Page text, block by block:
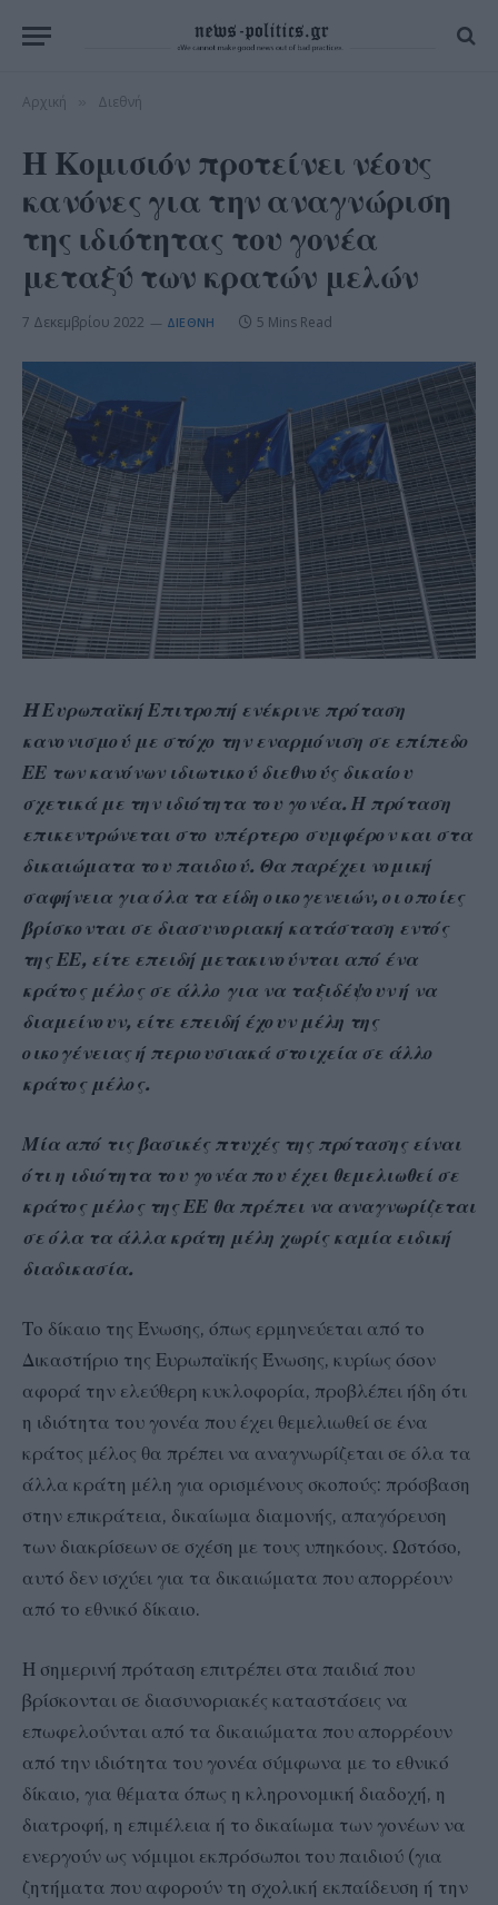
Αρχική Διεθνή
Η Κομισιόν προτείνει νέους
κανόνες για την αναγνώριση
της ιδιότητας του γονέα
μεταξύ των κρατών μελών
7 Δεκεμβρίου 2022 ΔΙΕΘΝΉ 5 Mins Read
H Ευρωπαϊκή Επιτροπή ενέκρινε πρόταση
κανονισμού με στόχο την εναρμόνιση σε επίπεδο
ΕΕ των κανόνων ιδιωτικού διεθνούς δικαίου
σχετικά με την ιδιότητα του γονέα. Η πρόταση
επικεντρώνεται στο υπέρτερο συμφέρον και στα
δικαιώματα του παιδιού. Θα παρέχει νομική
σαφήνεια για όλα τα είδη οικογενειών, οι οποίες
βρίσκονται σε διασυνοριακή κατάσταση εντός
της ΕΕ, είτε επειδή μετακινούνται από ένα
κράτος μέλος σε άλλο για να ταξιδέψουν ή να
διαμείνουν, είτε επειδή έχουν μέλη της
οικογένειας ή περιουσιακά στοιχεία σε άλλο
κράτος μέλος.
Μία από τις βασικές πτυχές της πρότασης είναι
ότι η ιδιότητα του γονέα που έχει θεμελιωθεί σε
κράτος μέλος της ΕΕ θα πρέπει να αναγνωρίζεται
σε όλα τα άλλα κράτη μέλη χωρίς καμία ειδική
διαδικασία.
Το δίκαιο της Ένωσης, όπως ερμηνεύεται από το
Δικαστήριο της Ευρωπαϊκής Ένωσης, κυρίως όσον
αφορά την ελεύθερη κυκλοφορία, προβλέπει ήδη ότι
η ιδιότητα του γονέα που έχει θεμελιωθεί σε ένα
κράτος μέλος θα πρέπει να αναγνωρίζεται σε όλα τα
άλλα κράτη μέλη για ορισμένους σκοπούς: πρόσβαση
στην επικράτεια, δικαίωμα διαμονής, απαγόρευση
των διακρίσεων σε σχέση με τους υπηκόους. Ωστόσο,
αυτό δεν ισχύει για τα δικαιώματα που απορρέουν
από το εθνικό δίκαιο.
Η σημερινή πρόταση επιτρέπει στα παιδιά που
βρίσκονται σε διασυνοριακές καταστάσεις να
επωφελούνται από τα δικαιώματα που απορρέουν
από την ιδιότητα του γονέα σύμφωνα με το εθνικό
δίκαιο, για θέματα όπως η κληρονομική διαδοχή, η
διατροφή, η επιμέλεια ή το δικαίωμα των γονέων να
ενεργούν ως νόμιμοι εκπρόσωποι του παιδιού (για
ζητήματα που αφορούν τη σχολική εκπαίδευση ή την